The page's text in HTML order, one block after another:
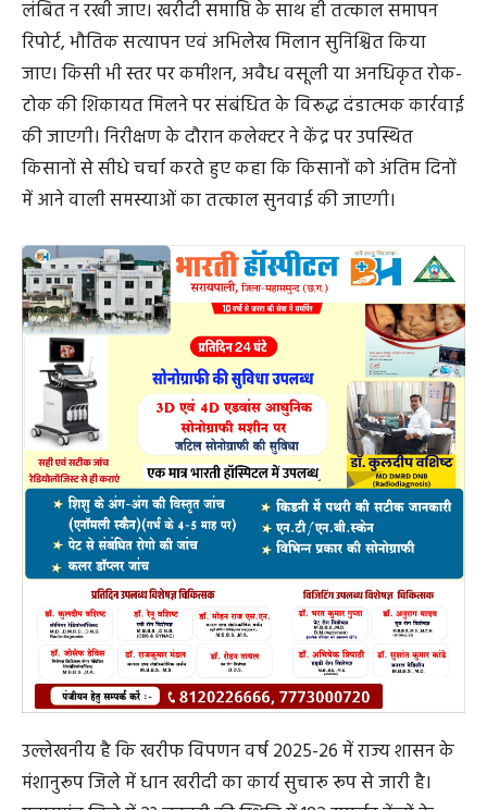
रिपोर्ट, भौतिक सत्यापन एवं अभिलेख मिलान सुनिश्चित किया
जाए। किसी भी स्तर पर कमीशन, अवैध वसूली या अनधिकृत रोक-
टोक की शिकायत मिलने पर संबंधित के विरूद्ध दंडात्मक कार्रवाई
की जाएगी। निरीक्षण के दौरान कलेक्टर ने केंद्र पर उपस्थित
किसानों से सीधे चर्चा करते हुए कहा कि किसानों को अंतिम दिनों
में आने वाली समस्याओं का तत्काल सुनवाई की जाएगी।